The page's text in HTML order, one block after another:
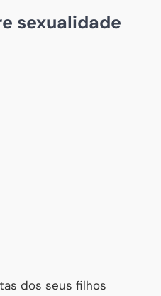
sexualidade
dos seus filhos